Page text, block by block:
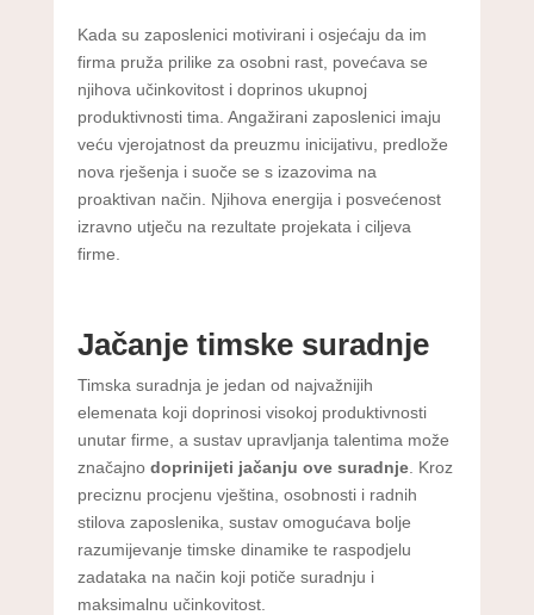
Kada su zaposlenici motivirani i osjećaju da im
firma pruža prilike za osobni rast, povećava se
njihova učinkovitost i doprinos ukupnoj
produktivnosti tima. Angažirani zaposlenici imaju
veću vjerojatnost da preuzmu inicijativu, predlože
nova rješenja i suoče se s izazovima na
proaktivan način. Njihova energija i posvećenost
izravno utječu na rezultate projekata i ciljeva
firme.
Jačanje timske suradnje
Timska suradnja je jedan od najvažnijih
elemenata koji doprinosi visokoj produktivnosti
unutar firme, a sustav upravljanja talentima može
značajno doprinijeti jačanju ove suradnje. Kroz
preciznu procjenu vještina, osobnosti i radnih
stilova zaposlenika, sustav omogućava bolje
razumijevanje timske dinamike te raspodjelu
zadataka na način koji potiče suradnju i
maksimalnu učinkovitost.